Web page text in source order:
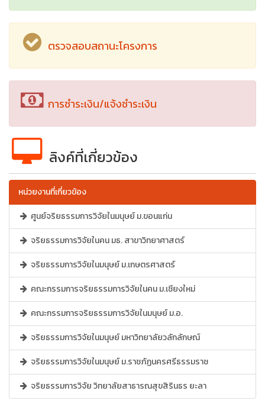
ตรวจสอบสถานะโครงการ
การชำระเงิน/แจ้งชำระเงิน
ลิงค์ที่เกี่ยวข้อง
หน่วยงานที่เกี่ยวข้อง
ศูนย์จริยธรรมการวิจัยในมนุษย์ ม.ขอนแก่น
จริยธรรมการวิจัยในคน มธ. สาขาวิทยาศาสตร์
จริยธรรมการวิจัยในมนุษย์ ม.เกษตรศาสตร์
คณะกรรมการจริยธรรมการวิจัยในคน ม.เชียงใหม่
คณะกรรมการจริยธรรมการวิจัยในมนุษย์ ม.อ.
จริยธรรมการวิจัยในมนุษย์ มหาวิทยาลัยวลักลักษณ์
จริยธรรมการวิจัยในมนุษย์ ม.ราชภัฏนครศรีธรรมราช
จริยธรรมการวิจัย วิทยาลัยสาธารณสุขสิรินธร ยะลา